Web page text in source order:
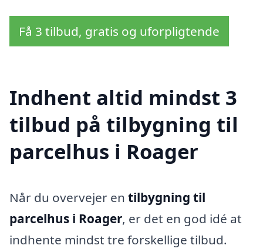
Få 3 tilbud, gratis og uforpligtende
Indhent altid mindst 3
tilbud på tilbygning til
parcelhus i Roager
Når du overvejer en tilbygning til
parcelhus i Roager, er det en god idé at
indhente mindst tre forskellige tilbud.